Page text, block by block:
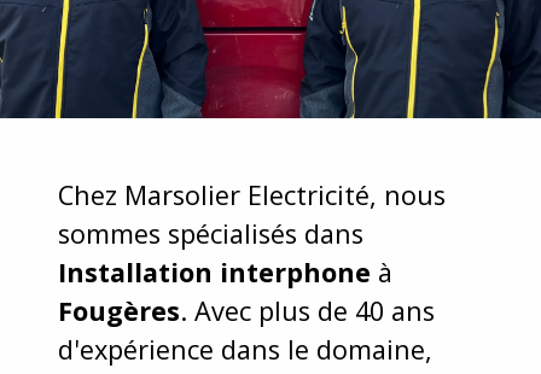
Chez Marsolier Electricité, nous
sommes spécialisés dans
Installation interphone à
Fougères. Avec plus de 40 ans
d'expérience dans le domaine,